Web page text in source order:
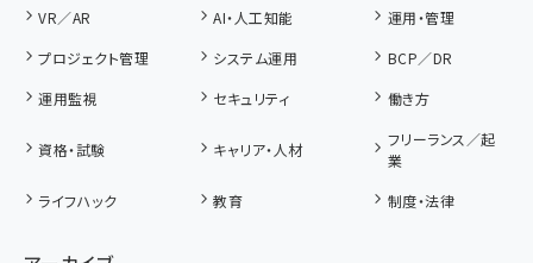
VR／AR
AI・人工知能
運用・管理
プロジェクト管理
システム運用
BCP／DR
運用監視
セキュリティ 働き方
資格・試験 キャリア・人材
フリーランス／起
業
ライフハック
教育 制度・法律